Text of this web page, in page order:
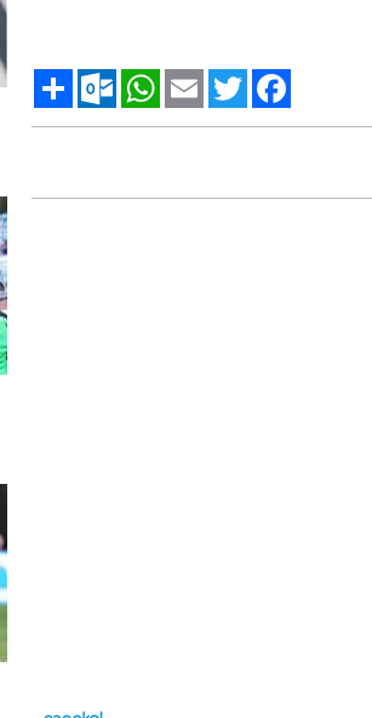
Facebook
Twitter
Email
WhatsApp
Outlook.com
Share